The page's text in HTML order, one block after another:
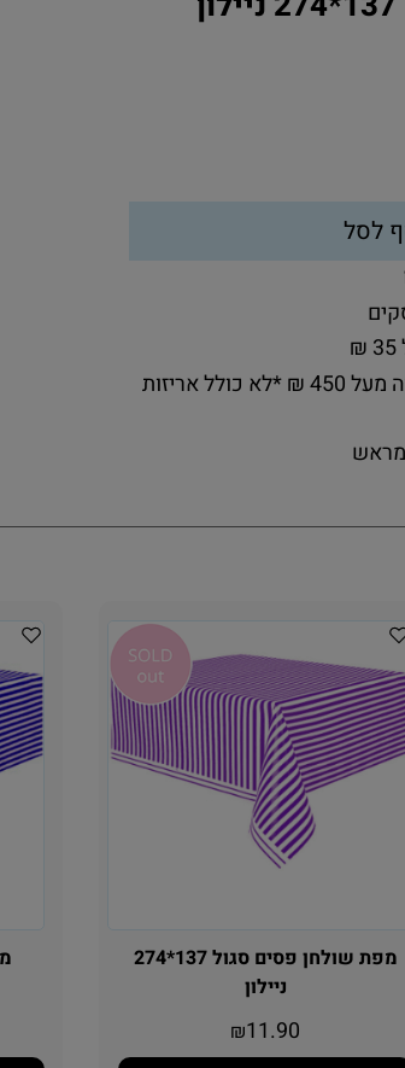
לסל
משלוח חינם עד הבית בקניה מעל 450 ₪ *לא כולל אריזות
מראש
מפת שולחן פסים סגול 137*274
ניילון
₪ 11.90